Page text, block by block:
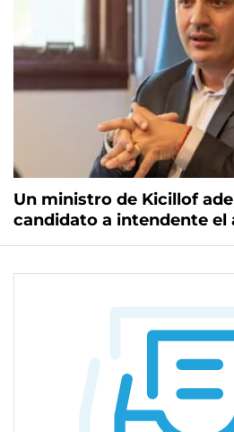
Un ministro de Kicillof
candidato a intendente el